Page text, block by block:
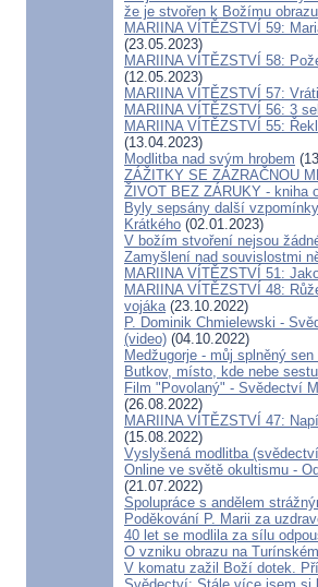
že je stvořen k Božímu obrazu
MARIINA VÍTĚZSTVÍ 59:
(23.05.2023)
MARIINA VÍTĚZSTVÍ 58:
(12.05.2023)
MARIINA VÍTĚZSTVÍ 57:
MARIINA VÍTĚZSTVÍ 56: 3
MARIINA VÍTĚZSTVÍ 55:
(13.04.2023)
Modlitba nad svým hrobem
ZÁŽITKY SE ZÁZRAČNOU
ŽIVOT BEZ ZÁRUKY - kniha
Byly sepsány další
Krátkého (02.01.2023)
V božím stvoření nejsou
Zamyšlení nad souvislostmi
MARIINA VÍTĚZSTVÍ 51:
MARIINA VÍTĚZSTVÍ 48:
vojáka(23.10.2022)
P. Dominik Chmielewski -
(video) (04.10.2022)
Medžugorje - můj splněný
Butkov, místo, kde nebe
Film "Povolaný" - Svědectví
(26.08.2022)
MARIINA VÍTĚZSTVÍ 47:
(15.08.2022)
Vyslyšená modlitba
Online ve světě okultismu -
(21.07.2022)
Spolupráce s andělem
Poděkování P. Marii za
40 let se modlila za sílu
O vzniku obrazu na
V komatu zažil Boží dotek.